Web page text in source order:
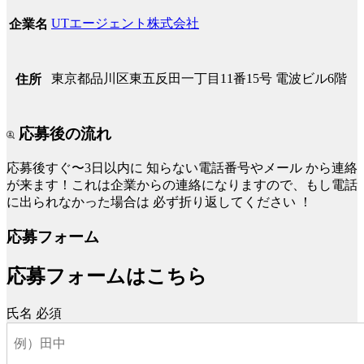
企業名 UTエージェント株式会社
住所 東京都品川区東五反田一丁目11番15号 電波ビル6階
応募後の流れ
応募後すぐ〜3日以内に 知らない電話番号やメール から連絡
が来ます！これは企業からの連絡になりますので、もし電話
に出られなかった場合は 必ず折り返してください ！
応募フォーム
応募フォームはこちら
氏名 必須